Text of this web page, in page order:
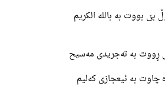
بێ بووت بە بالله الکریم
ڕووت بە تەجریدی مەسیح
چاوت بە ئیعجازی کەلیم